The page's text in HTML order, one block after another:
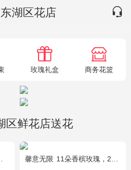
湖区花店
玫瑰礼盒 商务花篮
区鲜花店送花
馨意无限 11朵香槟玫瑰，2枝多头白色百合，白色洋桔梗、绿叶